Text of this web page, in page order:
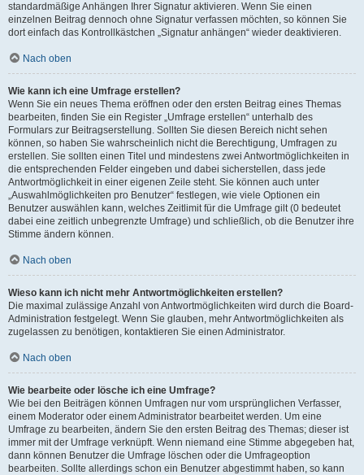
standardmäßige Anhängen Ihrer Signatur aktivieren. Wenn Sie einen
einzelnen Beitrag dennoch ohne Signatur verfassen möchten, so können Sie
dort einfach das Kontrollkästchen „Signatur anhängen“ wieder deaktivieren.
Nach oben
Wie kann ich eine Umfrage erstellen?
Wenn Sie ein neues Thema eröffnen oder den ersten Beitrag eines Themas
bearbeiten, finden Sie ein Register „Umfrage erstellen“ unterhalb des
Formulars zur Beitragserstellung. Sollten Sie diesen Bereich nicht sehen
können, so haben Sie wahrscheinlich nicht die Berechtigung, Umfragen zu
erstellen. Sie sollten einen Titel und mindestens zwei Antwortmöglichkeiten in
die entsprechenden Felder eingeben und dabei sicherstellen, dass jede
Antwortmöglichkeit in einer eigenen Zeile steht. Sie können auch unter
„Auswahlmöglichkeiten pro Benutzer“ festlegen, wie viele Optionen ein
Benutzer auswählen kann, welches Zeitlimit für die Umfrage gilt (0 bedeutet
dabei eine zeitlich unbegrenzte Umfrage) und schließlich, ob die Benutzer ihre
Stimme ändern können.
Nach oben
Wieso kann ich nicht mehr Antwortmöglichkeiten erstellen?
Die maximal zulässige Anzahl von Antwortmöglichkeiten wird durch die Board-
Administration festgelegt. Wenn Sie glauben, mehr Antwortmöglichkeiten als
zugelassen zu benötigen, kontaktieren Sie einen Administrator.
Nach oben
Wie bearbeite oder lösche ich eine Umfrage?
Wie bei den Beiträgen können Umfragen nur vom ursprünglichen Verfasser,
einem Moderator oder einem Administrator bearbeitet werden. Um eine
Umfrage zu bearbeiten, ändern Sie den ersten Beitrag des Themas; dieser ist
immer mit der Umfrage verknüpft. Wenn niemand eine Stimme abgegeben hat,
dann können Benutzer die Umfrage löschen oder die Umfrageoption
bearbeiten. Sollte allerdings schon ein Benutzer abgestimmt haben, so kann